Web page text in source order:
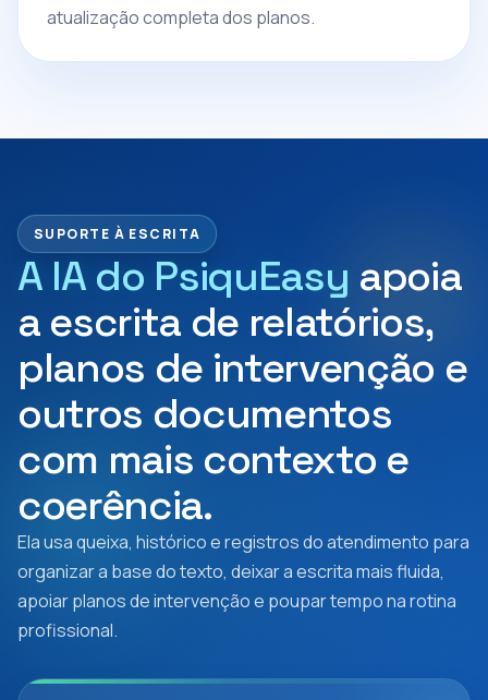
atualização completa dos planos.
SUPORTE À ESCRITA
A IA do PsiquEasy apoia
a escrita de relatórios,
planos de intervenção e
outros documentos
com mais contexto e
coerência.
Ela usa queixa, histórico e registros do atendimento para
organizar a base do texto, deixar a escrita mais fluida,
apoiar planos de intervenção e poupar tempo na rotina
profissional.